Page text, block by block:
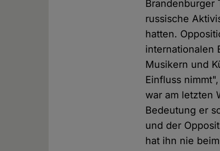
Brandenburger
russische
hatten.
internationalen
Musikern und
Einfluss
war am letzten
Bedeutung er
und der
hat ihn nie